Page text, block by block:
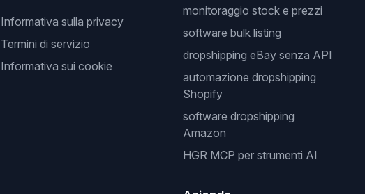
Informativa sulla privacy
Termini di servizio
Informativa sui cookie
monitoraggio stock e prezzi
software bulk listing
dropshipping eBay senza API
automazione dropshipping
Shopify
software dropshipping
Amazon
HGR MCP per strumenti AI